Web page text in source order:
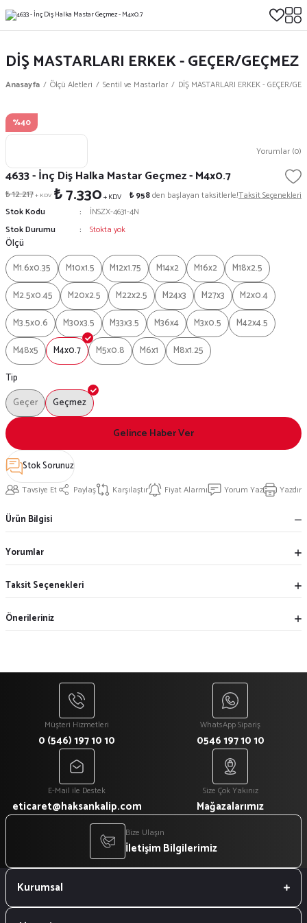
DİŞ MASTARLARI ERKEK - GEÇER/GEÇMEZ
Anasayfa Ölçü Aletleri Sentil ve Mastarlar DİŞ MASTARLARI ERKEK - GEÇER/
%40
Yorumlar (0)
4633 - İnç Diş Halka Mastar Geçmez - M4x0.7
₺ 12.217+ KDV ₺ 7.330+ KDV ₺ 958den başlayan taksitlerle!Taksit Seçenekleri
Stok Kodu
İNSZX-4631-4N
Stok Durumu
Stokta yok
Ölçü
M1.6x0.35
M10x1.5 M12x1.75 M14x2 M16x2
M18x2.5
M2.5x0.45
M20x2.5 M22x2.5 M24x3 M27x3
M2x0.4
M3.5x0.6
M30x3.5 M33x3.5 M36x4 M3x0.5
M42x4.5
M48x5
M4x0.7 M5x0.8 M6x1
M8x1.25
Tip
Geçer
Geçmez
Gelince Haber Ver
Stok Sorunuz
Tavsiye Et Paylaş Karşılaştır Fiyat Alarmı Yorum Yaz Yazdır
Ürün Bilgisi
Yorumlar
Taksit Seçenekleri
Önerileriniz
Müşteri Hizmetleri
0 (546) 197 10 10
WhatsApp Sipariş
0546 197 10 10
E-Mail ile Destek
eticaret@haksankalip.com
Size Çok Yakınız
Mağazalarımız
Bize Ulaşın
İletişim Bilgilerimiz
Kurumsal